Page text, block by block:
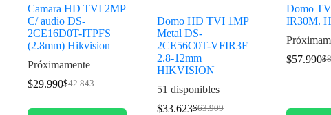
Camara HD TVI 2MP
C/ audio DS-
2CE16D0T-ITPFS
(2.8mm) Hikvision
Próximamente
$42.843
$29.990
Domo HD TVI 1MP
Metal DS-
2CE56C0T-VFIR3F
2.8-12mm
HIKVISION
51 disponibles
$63.909
$33.623
Domo
IR30M.
$
$57.990